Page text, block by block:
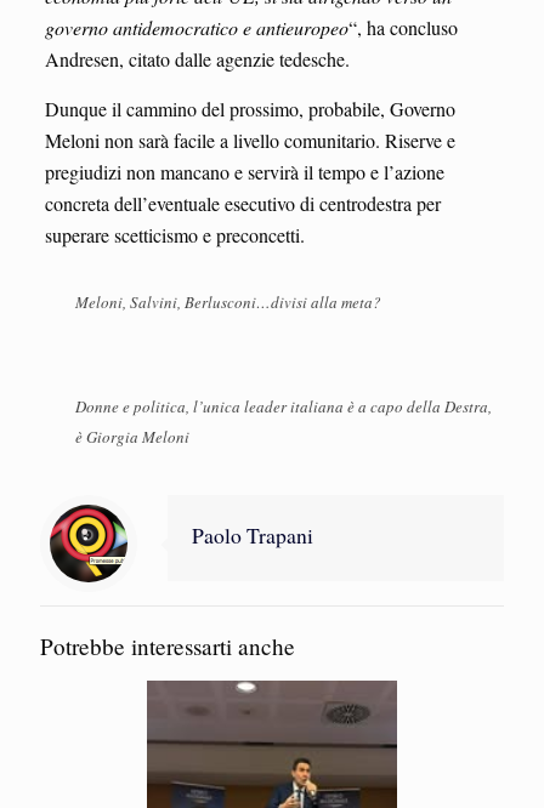
governo antidemocratico e antieuropeo“, ha concluso
Andresen, citato dalle agenzie tedesche.
Dunque il cammino del prossimo, probabile, Governo
Meloni non sarà facile a livello comunitario. Riserve e
pregiudizi non mancano e servirà il tempo e l’azione
concreta dell’eventuale esecutivo di centrodestra per
superare scetticismo e preconcetti.
Meloni, Salvini, Berlusconi…divisi alla meta?
Donne e politica, l’unica leader italiana è a capo della Destra,
è Giorgia Meloni
Paolo Trapani
Potrebbe interessarti anche